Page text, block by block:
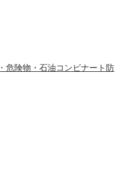
危険物・石油コンビナート防